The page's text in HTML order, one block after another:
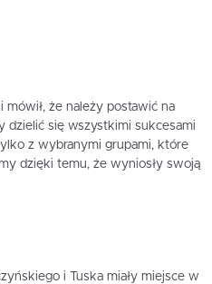
mówił, że należy postawić na
dzielić się wszystkimi sukcesami
z wybranymi grupami, które
dzięki temu, że wyniosły swoją
i Tuska miały miejsce w